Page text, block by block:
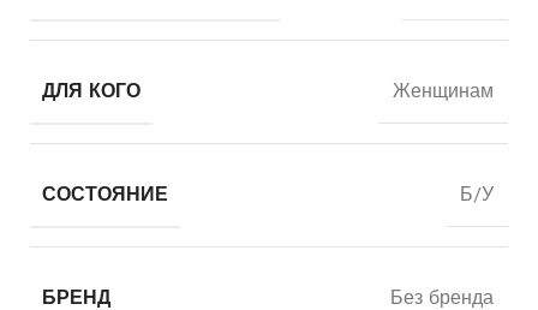
ДЛЯ КОГО Женщинам
СОСТОЯНИЕ Б/У
БРЕНД Без бренда